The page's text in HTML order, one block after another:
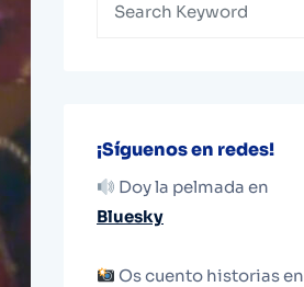
¡Síguenos en redes!
Doy la pelmada en
Bluesky
Os cuento historias en